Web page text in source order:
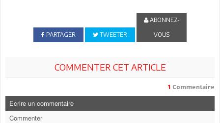
PARTAGER TWEETER
ABONNEZ-
VOUS
COMMENTER CET ARTICLE
1 Commentaire
Ecrire un commentaire
Commenter